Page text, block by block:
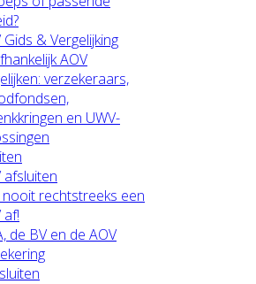
Gids & Vergelijking
AOV
verzekeraars,
en UWV-
afsluiten
nooit rechtstreeks een
af!
de BV en de AOV